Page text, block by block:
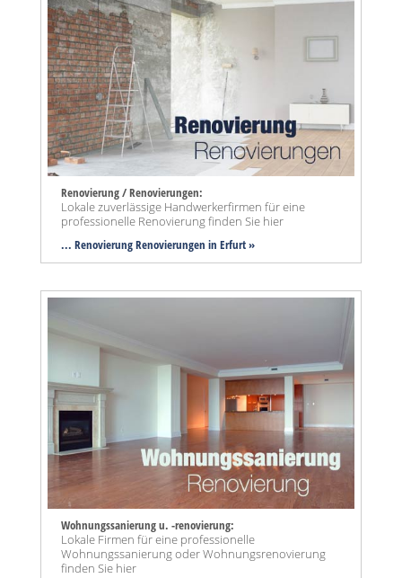
Renovierung / Renovierungen:
Lokale zuverlässige Handwerkerfirmen für eine
professionelle Renovierung finden Sie hier
... Renovierung Renovierungen in Erfurt »
Wohnungssanierung u. -renovierung:
Lokale Firmen für eine professionelle
Wohnungssanierung oder Wohnungsrenovierung
finden Sie hier